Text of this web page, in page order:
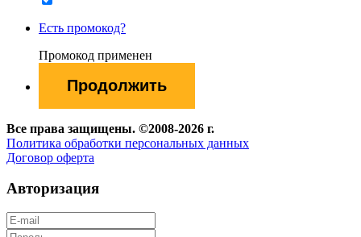
Есть промокод?
Промокод применен
Все права защищены. ©2008-2026 г.
Политика обработки персональных данных
Договор оферта
Авторизация